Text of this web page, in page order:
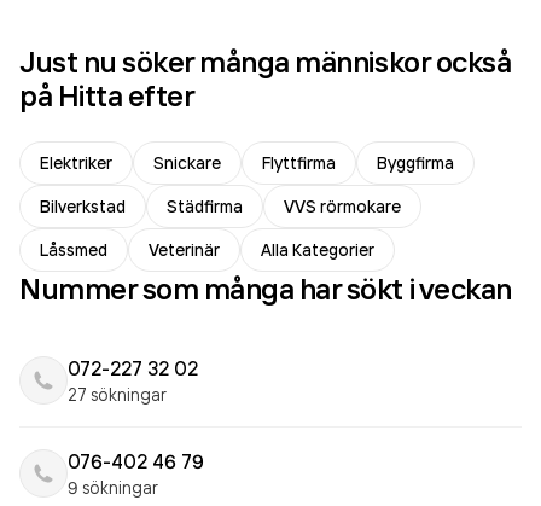
Just nu söker många människor också
på Hitta efter
Elektriker Snickare Flyttfirma
Byggfirma
Bilverkstad
Städfirma
VVS rörmokare
Låssmed
Veterinär Alla Kategorier
Nummer som många har sökt i veckan
072-227 32 02
27 sökningar
076-402 46 79
9 sökningar